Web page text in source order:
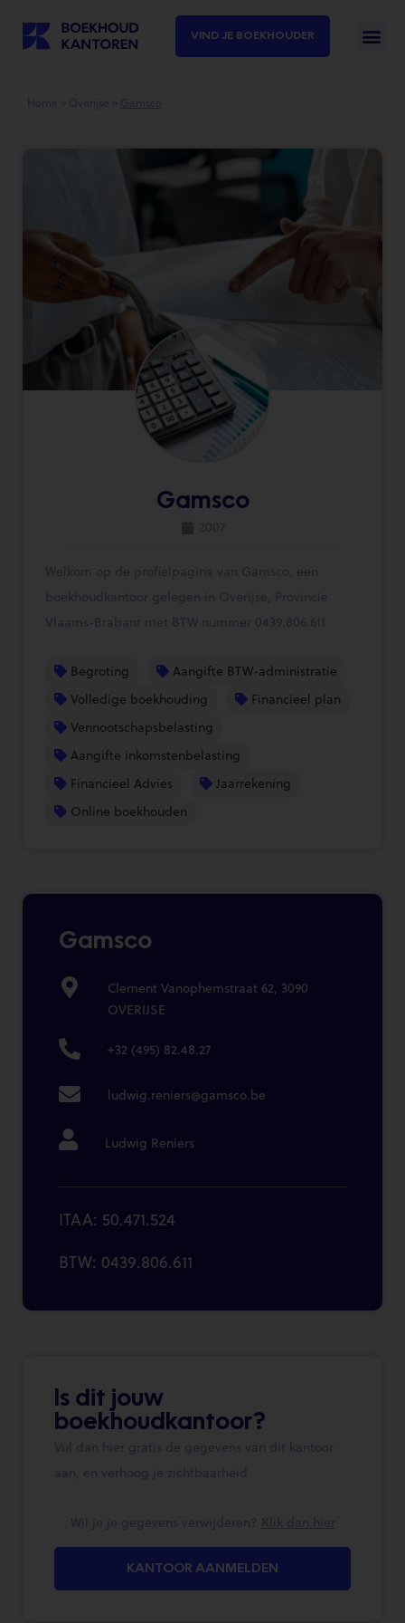
VIND JE BOEKHOUDER
Gamsco
2007
Welkom op de profielpagina van Gamsco, een
boekhoudkantoor gelegen in Overijse, Provincie
Vlaams-Brabant met BTW nummer 0439.806.611
Begroting
Aangifte BTW-administratie
Volledige boekhouding
Financieel plan
Vennootschapsbelasting
Aangifte inkomstenbelasting
Financieel Advies
Jaarrekening
Online boekhouden
Gamsco
Clement Vanophemstraat 62, 3090
OVERIJSE
+32 (495) 82.48.27
ludwig.reniers@gamsco.be
Ludwig Reniers
ITAA: 50.471.524
BTW: 0439.806.611
Is dit jouw
boekhoudkantoor?
Vul dan hier gratis de gegevens van dit kantoor
aan, en verhoog je zichtbaarheid
Wil je je gegevens verwijderen? Klik dan hier
KANTOOR AANMELDEN